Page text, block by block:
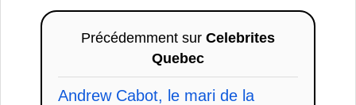
Précédemment sur Celebrites
Quebec
Andrew Cabot, le mari de la